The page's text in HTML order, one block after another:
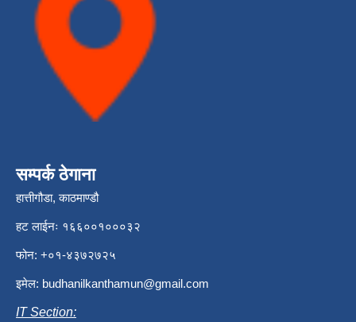
सम्पर्क ठेगाना
हात्तीगौडा, काठमाण्डौ
हट लाईनः १६६००१०००३२
फोन: +०१-४३७२७२५
इमेल: budhanilkanthamun@gmail.com
IT Section: